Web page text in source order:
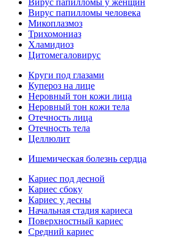
Вирус папилломы у женщин
Вирус папилломы человека
Микоплазмоз
Трихомониаз
Хламидиоз
Цитомегаловирус
Круги под глазами
Купероз на лице
Неровный тон кожи лица
Неровный тон кожи тела
Отечность лица
Отечность тела
Целлюлит
Ишемическая болезнь сердца
Кариес под десной
Кариес сбоку
Кариес у десны
Начальная стадия кариеса
Поверхностный кариес
Средний кариес